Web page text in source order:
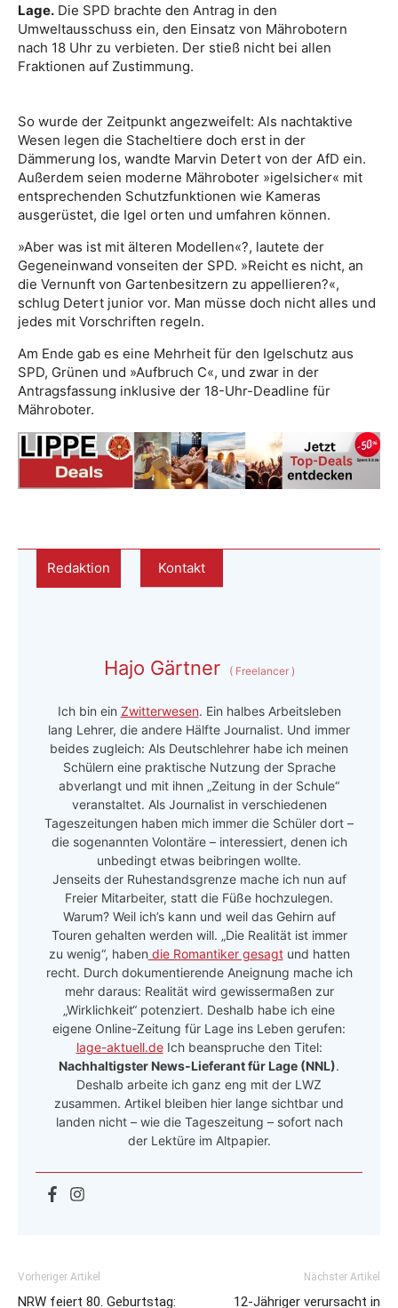
Lage. Die SPD brachte den Antrag in den
Umweltausschuss ein, den Einsatz von Mährobotern
nach 18 Uhr zu verbieten. Der stieß nicht bei allen
Fraktionen auf Zustimmung.
So wurde der Zeitpunkt ange­zwei­felt: Als nachtaktive
Wesen legen die Stacheltiere doch erst in der
Dämmerung los, wandte Marvin Detert von der AfD ein.
Außerdem seien moder­ne Mäh­roboter »igelsicher« mit
entspre­chenden Schutzfunk­tionen wie Kameras
ausgerüs­tet, die Igel orten und umfahren können.
»Aber was ist mit älteren Model­len«?, lautete der
Gegeneinwand vonseiten der SPD. »Reicht es nicht, an
die Vernunft von Gar­ten­besitzern zu appellieren?«,
schlug Detert junior vor. Man müsse doch nicht alles und
jedes mit Vorschriften regeln.
Am Ende gab es eine Mehrheit für den Igelschutz aus
SPD, Grünen und »Aufbruch C«, und zwar in der
Antragsfassung inklusive der 18-Uhr-Deadline für
Mähroboter.
Redaktion Kontakt
Hajo Gärtner (Freelancer )
Ich bin ein Zwitterwesen. Ein halbes Arbeitsleben
lang Lehrer, die andere Hälfte Journalist. Und immer
beides zugleich: Als Deutschlehrer habe ich meinen
Schülern eine praktische Nutzung der Sprache
abverlangt und mit ihnen „Zeitung in der Schule“
veranstaltet. Als Journalist in verschiedenen
Tageszeitungen haben mich immer die Schüler dort –
die sogenannten Volontäre – interessiert, denen ich
unbedingt etwas beibringen wollte.
Jenseits der Ruhestandsgrenze mache ich nun auf
Freier Mitarbeiter, statt die Füße hochzulegen.
Warum? Weil ich’s kann und weil das Gehirn auf
Touren gehalten werden will. „Die Realität ist immer
zu wenig“, haben die Romantiker gesagtund hatten
recht. Durch dokumentierende Aneignung mache ich
mehr daraus: Realität wird gewissermaßen zur
„Wirklichkeit“ potenziert. Deshalb habe ich eine
eigene Online-Zeitung für Lage ins Leben gerufen:
lage-aktuell.deIch beanspruche den Titel:
Nachhaltigster News-Lieferant für Lage (NNL).
Deshalb arbeite ich ganz eng mit der LWZ
zusammen. Artikel bleiben hier lange sichtbar und
landen nicht – wie die Tageszeitung – sofort nach
der Lektüre im Altpapier.
Vorheriger Artikel
NRW feiert 80. Geburtstag:
Nächster Artikel
12-Jähriger verursacht in